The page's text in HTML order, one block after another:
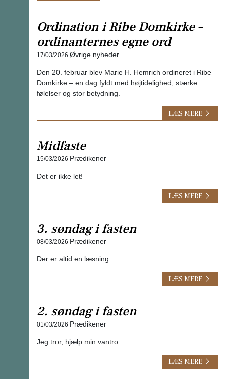
Ordination i Ribe Domkirke –
ordinanternes egne ord
17/03/2026 Øvrige nyheder
Den 20. februar blev Marie H. Hemrich ordineret i Ribe
Domkirke – en dag fyldt med højtidelighed, stærke
følelser og stor betydning.
LÆS MERE
Midfaste
15/03/2026 Prædikener
Det er ikke let!
LÆS MERE
3. søndag i fasten
08/03/2026 Prædikener
Der er altid en læsning
LÆS MERE
2. søndag i fasten
01/03/2026 Prædikener
Jeg tror, hjælp min vantro
LÆS MERE